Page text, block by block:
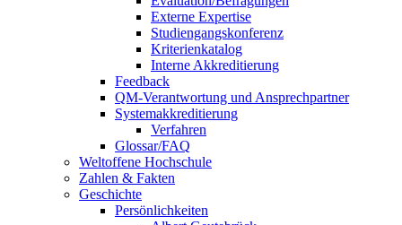
Externe Expertise
Studiengangskonferenz
Kriterienkatalog
Interne Akkreditierung
Feedback
QM-Verantwortung und Ansprechpartner
Systemakkreditierung
Verfahren
Glossar/FAQ
Weltoffene Hochschule
Zahlen & Fakten
Geschichte
Persönlichkeiten